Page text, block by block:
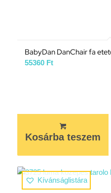
BabyDan DanChair fa
55360 Ft
Kosárba teszem
Kívánságlistára